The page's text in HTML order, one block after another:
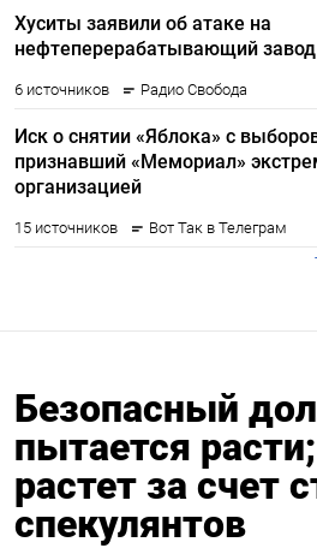
Безопасный
пытается
растет за счет
спекулянтов